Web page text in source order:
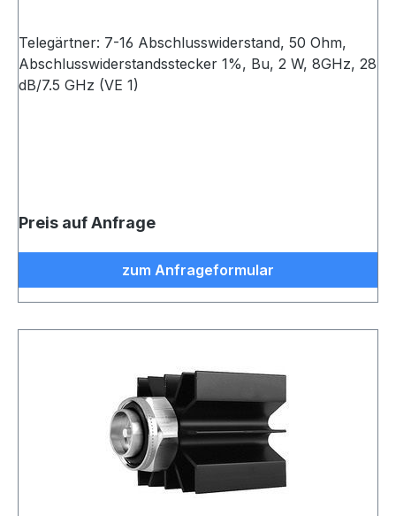
Telegärtner: 7-16 Abschlusswiderstand, 50 Ohm,
Abschlusswiderstandsstecker 1%, Bu, 2 W, 8GHz, 28
dB/7.5 GHz (VE 1)
Preis auf Anfrage
zum Anfrageformular